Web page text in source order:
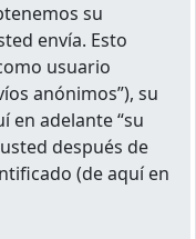
su
envía. Esto
usuario
anónimos”), su
en adelante “su
después de
(de aquí en